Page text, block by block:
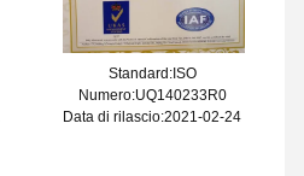
Standard:ISO
Numero:UQ140233R0
Data di rilascio:2021-02-24